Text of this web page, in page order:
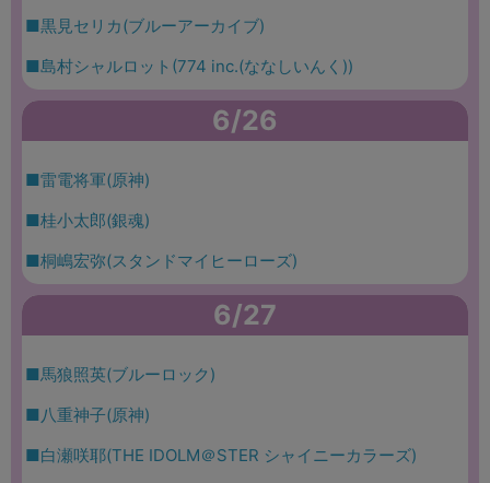
■黒見セリカ(ブルーアーカイブ)
■島村シャルロット(774 inc.(ななしいんく))
6/26
■雷電将軍(原神)
■桂小太郎(銀魂)
■桐嶋宏弥(スタンドマイヒーローズ)
6/27
■馬狼照英(ブルーロック)
■八重神子(原神)
■白瀬咲耶(THE IDOLM＠STER シャイニーカラーズ)